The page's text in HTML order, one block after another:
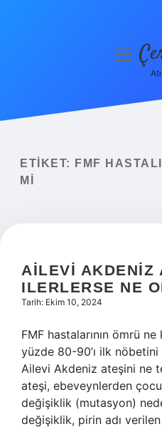
Yasal Uyarı
menüyü
ETIKET:
FMF
MI
AILEVI AKDENIZ
ILERLERSE NE
Tarih: Ekim 10, 2024
FMF hastalarının ömrü ne
yüzde 80-90’ı ilk nöbetini
Ailevi Akdeniz ateşini ne
ateşi, ebeveynlerden
değişiklik (mutasyon)
değişiklik, pirin adı verilen